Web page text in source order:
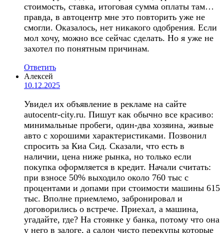
стоимость, ставка, итоговая сумма оплаты там…
правда, в автоцентр мне это повторить уже не
смогли. Оказалось, нет никакого одобрения. Если
мол хочу, можно все сейчас сделать. Но я уже не
захотел по понятным причинам.
Ответить
Алексей
10.12.2025
Увидел их объявление в рекламе на сайте
autocentr-city.ru. Пишут как обычно все красиво:
минимальные пробеги, один-два хозяина, живые
авто с хорошими характеристиками. Позвонил
спросить за Киа Сид. Сказали, что есть в
наличии, цена ниже рынка, но только если
покупка оформляется в кредит. Начали считать:
при взносе 50% выходило около 760 тыс с
процентами и допами при стоимости машины 615
тыс. Вполне приемлемо, забронировал и
договорились о встрече. Приехал, а машина,
угадайте, где? На стоянке у банка, потому что она
у него в залоге, а салон чисто перекупы которые